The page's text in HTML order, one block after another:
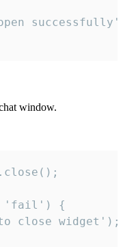
window.
'fail') {
close widget');